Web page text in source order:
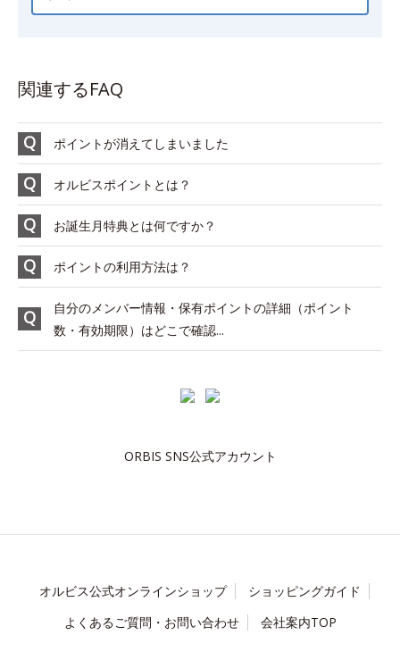
関連するFAQ
ポイントが消えてしまいました
オルビスポイントとは？
お誕生月特典とは何ですか？
ポイントの利用方法は？
自分のメンバー情報・保有ポイントの詳細（ポイント
数・有効期限）はどこで確認...
ORBIS SNS公式アカウント
オルビス公式オンラインショップ
ショッピングガイド
よくあるご質問・お問い合わせ
会社案内TOP